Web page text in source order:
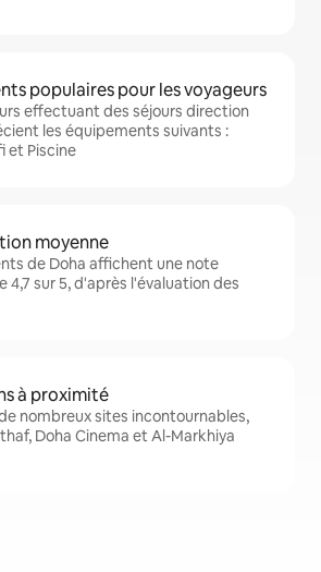
populaires pour les voyageurs
effectuant des séjours direction
les équipements suivants :
et Piscine
moyenne
de Doha affichent une note
4,7 sur 5, d'après l'évaluation des
à proximité
nombreux sites incontournables,
Doha Cinema et Al-Markhiya